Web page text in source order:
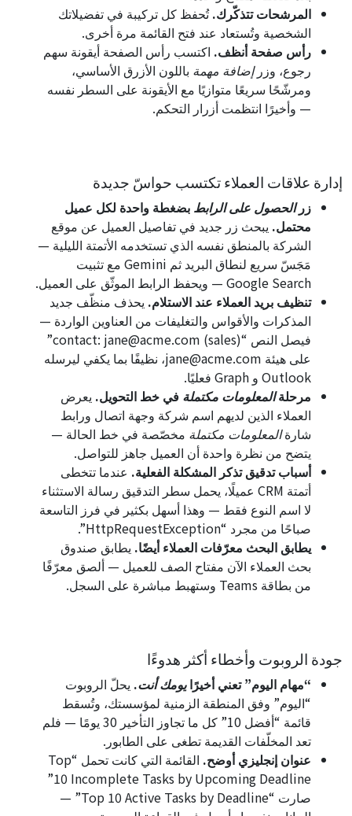
المرشحات تتذكّرك.تُحفظ كل تركيبة في تفضيلاتك
الشخصية وتُستعاد عند فتح القائمة مرة أخرى.
رأس صفحة أنظف. اكتسب رأس الصفحة أيقونة سهم
رجوع، وزرإضافة مهمة باللون الأزرق الأساسي،
ومرشّحًا سريعًا متوازيًا مع الأيقونة على السطر نفسه
— وأخيرًا انتظمت أزرار التحكم.
إدارة علاقات العملاء تكتسب حواسّ جديدة
زرالحصول على الرابط بضغطة واحدة لكل عميل
محتمل. يبحث زر جديد في تفاصيل العميل عن موقع
الشركة بالمنطق نفسه الذي تستخدمه الأتمتة الليلية —
مَجَسّ سريع لنطاق البريد ثم Gemini مع تثبيت
Google Search — ويحفظ الرابط الموثّق على العميل.
تنظيف بريد العملاء عند الاستلام. يحذف منظّف جديد
المذكرات والأقواس والتغليفات من العناوين الواردة —
فيصل النص “contact: jane@acme.com (sales)
”
على هيئة jane@acme.com، نظيفًا بما يكفي ليرسله
Outlook و Graph فعليًا.
مرحلةالمعلومات مكتملة في خط التحويل. يعرض
العملاء الذين لديهم اسم شركة وجهة اتصال ورابط
شارةالمعلومات مكتملة مخصّصة في خط الحالة —
يتضح من نظرة واحدة أن العميل جاهز للتواصل.
أسباب تدقيق تذكر المشكلة الفعلية. عندما تتخطى
أتمتة CRM عميلًا، يحمل سطر التدقيق رسالة الاستثناء
لا اسم النوع فقط — وهذا أسهل بكثير في فرز التاسعة
صباحًا من مجرد “HttpRequestException
”.
يطابق البحث معرّفات العملاء أيضًا. يطابق صندوق
بحث العملاء الآن مفتاح الصف للعميل — ألصق معرّفًا
من بطاقة Teams وستهبط مباشرة على السجل.
جودة الروبوت وأخطاء أكثر هدوءًا
“مهام اليوم” تعني أخيرًايومك أنت. يحلّ الروبوت
“اليوم” وفق المنطقة الزمنية لمؤسستك، وتُسقط
قائمة “أفضل 10” كل ما تجاوز التأخير 30 يومًا — فلم
تعد المخلّفات القديمة تطغى على الطابور.
عنوان إنجليزي أوضح.
القائمة التي كانت تحمل “Top
10 Incomplete Tasks by Upcoming Deadline”
صارت “Top 10 Active Tasks by Deadline” —